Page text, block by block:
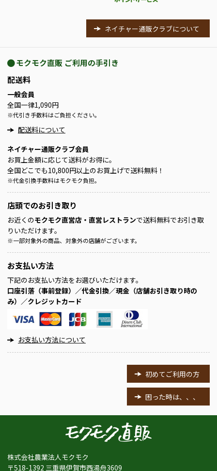
ネイチャー通販クラブについて
モクモク直販 ご利用の手引き
配送料
一般会員
全国一律1,090円
※代引き手数料はご負担ください。
配送料について
ネイチャー通販クラブ会員
お買上金額に応じて送料がお得に。
全国どこでも10,800円以上のお買上げで送料無料！
※代金引換手数料はモクモク負担。
店頭でのお引き取り
お近くのモクモク直営店・直営レストランで送料無料でお引き取
りいただけます。
※一部対象外の商品、対象外の店舗がございます。
お支払い方法
下記のお支払い方法をお選びいただけます。
口座引落（事前登録）／代金引換／現金（店舗お引き取り時の
み）／クレジットカード
お支払い方法について
初めてご利用の方
困った時は、、、
株式会社農業法人モクモク
〒518-1392 三重県伊賀市西湯舟3609